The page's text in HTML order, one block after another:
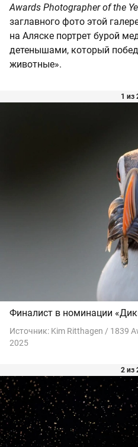
Awards Photographer of the
заглавного фото этой
на Аляске портрет бурой
детенышами, который
животные».
1 из
Финалист в номинации
Источник: Kim Ritthagen / 1839
2025
2 из